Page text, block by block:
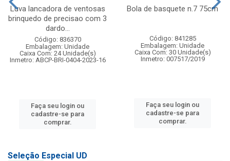
Luva lancadora de ventosas
brinquedo de precisao com 3
dardo...
Código: 836370
Embalagem: Unidade
Caixa Com: 24 Unidade(s)
Inmetro: ABCP-BRI-0404-2023-16
Faça seu login ou
cadastre-se para
comprar.
Bola de basquete n.7 75cm
Código: 841285
Embalagem: Unidade
Caixa Com: 30 Unidade(s)
Inmetro: 007517/2019
Faça seu login ou
cadastre-se para
comprar.
Seleção Especial UD